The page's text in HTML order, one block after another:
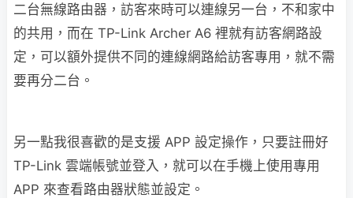
二台無線路由器，訪客來時可以連線另一台，不和家中
的共用，而在 TP-Link Archer A6 裡就有訪客網路設
定，可以額外提供不同的連線網路給訪客專用，就不需
要再分二台。
另一點我很喜歡的是支援 APP 設定操作，只要註冊好
TP-Link 雲端帳號並登入，就可以在手機上使用專用
APP 來查看路由器狀態並設定。